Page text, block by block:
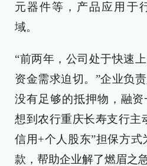
元器件等，产品应用于
域。
“前两年，公司处于快速
资金需求迫切。”企业负
没有足够的抵押物，融
想到农行重庆长寿支行主
信用+个人股东”担保方式
款，帮助企业解了燃眉之急